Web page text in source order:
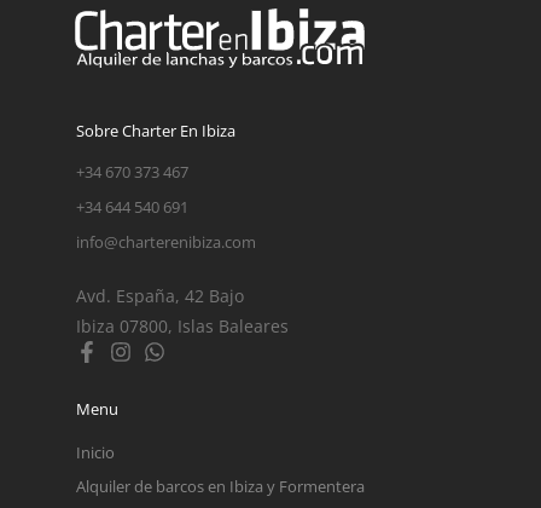
Sobre Charter En Ibiza
+34 670 373 467
+34 644 540 691
info@charterenibiza.com
Avd. España, 42 Bajo
Ibiza 07800, Islas Baleares
Menu
Inicio
Alquiler de barcos en Ibiza y Formentera